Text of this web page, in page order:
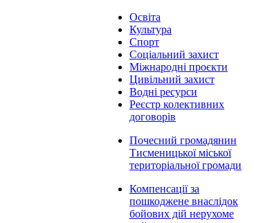
Освіта
Культура
Спорт
Соціальний захист
Міжнародні проєкти
Цивільний захист
Водні ресурси
Реєстр колективних
договорів
Почесний громадянин
Тисменицької міської
територіальної громади
Компенсації за
пошкоджене внаслідок
бойових дій нерухоме